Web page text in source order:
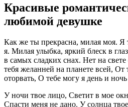
Красивые
любимой девушке
Как же ты прекрасна, милая моя.
я. Милая улыбка, яркий блеск в
в самых сладких снах. Нет на
тебя желанней на планете всей, От
оторвать, О тебе могу я день и ночь
У ночи твое лицо, Светит в мое
Спасти меня не дано. У солнца